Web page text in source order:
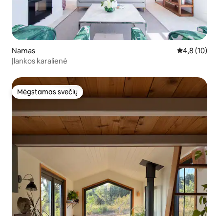
Namas Vidutinis
4,8 (10)
Įlankos karalienė
Mėgstamas svečių
Mėgstamas svečių